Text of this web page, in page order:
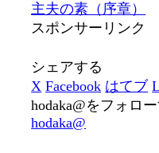
主夫の素（序章）
スポンサーリンク
シェアする
X Facebook はてブ
hodaka@をフォロ
hodaka@